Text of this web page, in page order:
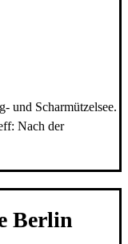
und Scharmützelsee.
Nach der
Berlin